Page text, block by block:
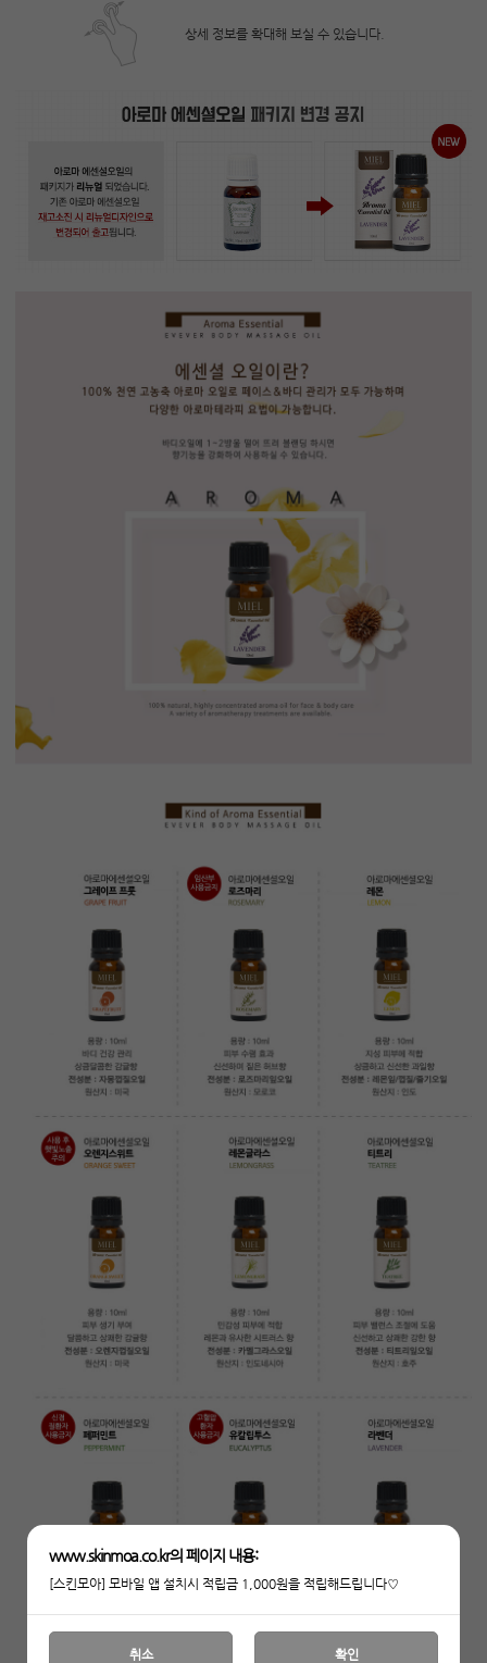
상세 정보를 확대해 보실 수 있습니다.
www.skinmoa.co.kr의 페이지 내용:
[스킨모아] 모바일 앱 설치시 적립금 1,000원을 적립해드립니다♡
취소 확인